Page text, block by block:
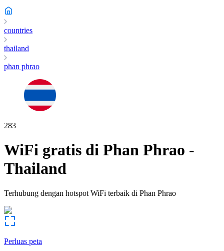
countries
thailand
phan phrao
283
WiFi gratis di Phan Phrao -
Thailand
Terhubung dengan hotspot WiFi terbaik di Phan Phrao
Perluas peta